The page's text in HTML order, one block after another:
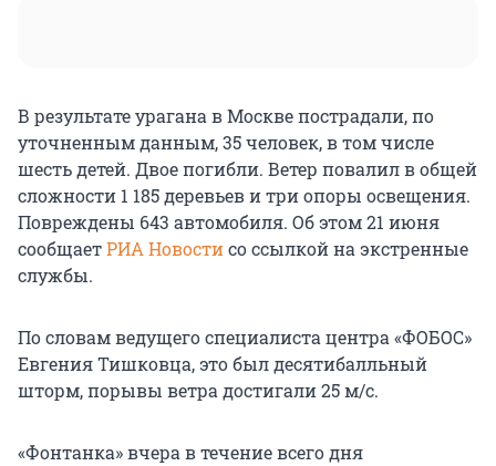
В результате урагана в Москве пострадали, по
уточненным данным, 35 человек, в том числе
шесть детей. Двое погибли. Ветер повалил в общей
сложности 1 185 деревьев и три опоры освещения.
Повреждены 643 автомобиля. Об этом 21 июня
сообщаетРИА Новостисо ссылкой на экстренные
службы.
По словам ведущего специалиста центра «ФОБОС»
Евгения Тишковца, это был десятибалльный
шторм, порывы ветра достигали 25 м/с.
«Фонтанка» вчера в течение всего дня